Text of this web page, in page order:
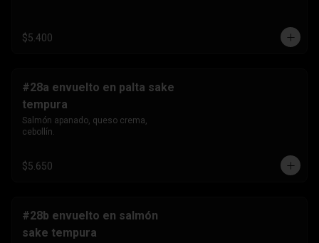
$5.400
#28a envuelto en palta sake
tempura
Salmón apanado, queso crema,
cebollín.
$5.650
#28b envuelto en salmón
sake tempura